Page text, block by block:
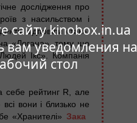
сайту kinobox.in.ua
вам уведомления на
стол
дослідження про
з насильством і
відповіли «так».
«Логана», тому що
Ікс». Компанія
себе рейтинг R, але
вони і близько не
«Хранителі» Зака ​​